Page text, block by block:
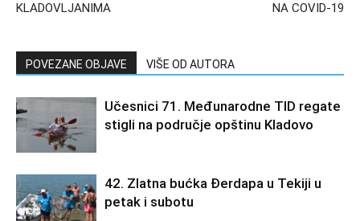
KLADOVLJANIMA
NA COVID-19
POVEZANE OBJAVE VIŠE OD AUTORA
Učesnici 71. Međunarodne TID regate
stigli na područje opštinu Kladovo
42. Zlatna bućka Đerdapa u Tekiji u
petak i subotu